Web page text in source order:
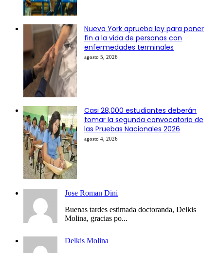
Nueva York aprueba ley para poner
fin a la vida de personas con
enfermedades terminales
agosto 5, 2026
Casi 28,000 estudiantes deberán
tomar la segunda convocatoria de
las Pruebas Nacionales 2026
agosto 4, 2026
Jose Roman Dini
Buenas tardes estimada doctoranda, Delkis
Molina, gracias po...
Delkis Molina